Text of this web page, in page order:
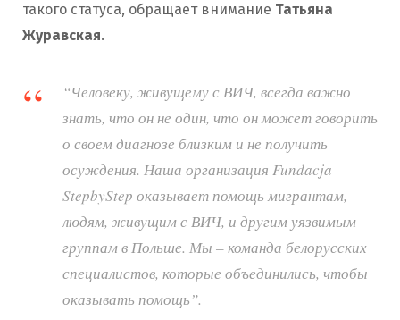
такого статуса, обращает внимание Татьяна
Журавская.
“Человеку, живущему с ВИЧ, всегда важно
знать, что он не один, что он может говорить
о своем диагнозе близким и не получить
осуждения. Наша организация Fundacja
StepbyStep оказывает помощь мигрантам,
людям, живущим с ВИЧ, и другим уязвимым
группам в Польше. Мы – команда белорусских
специалистов, которые объединились, чтобы
оказывать помощь”.